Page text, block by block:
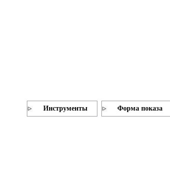
Инструменты Форма показа